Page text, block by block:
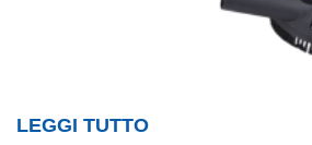
LEGGI TUTTO